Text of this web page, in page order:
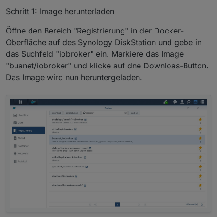
Schritt 1: Image herunterladen
Öffne den Bereich "Registrierung" in der Docker-
Oberfläche auf des Synology DiskStation und gebe in
das Suchfeld "iobroker" ein. Markiere das Image
"buanet/iobroker" und klicke auf dne Downloas-Button.
Das Image wird nun heruntergeladen.